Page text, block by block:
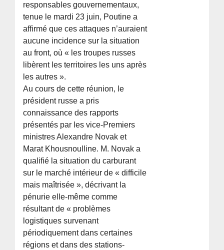
responsables gouvernementaux,
tenue le mardi 23 juin, Poutine a
affirmé que ces attaques n’auraient
aucune incidence sur la situation
au front, où « les troupes russes
libèrent les territoires les uns après
les autres ».
Au cours de cette réunion, le
président russe a pris
connaissance des rapports
présentés par les vice-Premiers
ministres Alexandre Novak et
Marat Khousnoulline. M. Novak a
qualifié la situation du carburant
sur le marché intérieur de « difficile
mais maîtrisée », décrivant la
pénurie elle-même comme
résultant de « problèmes
logistiques survenant
périodiquement dans certaines
régions et dans des stations-